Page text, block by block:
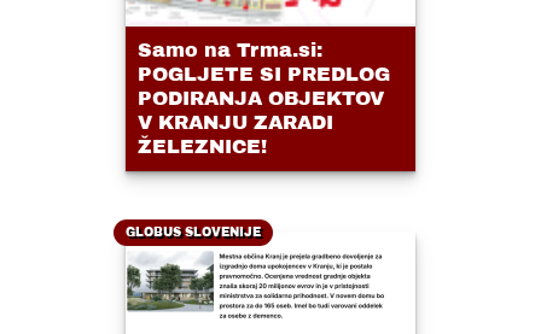
Samo na Trma.si:
POGLJETE SI PREDLOG
PODIRANJA OBJEKTOV
V KRANJU ZARADI
ŽELEZNICE!
GLOBUS SLOVENIJE